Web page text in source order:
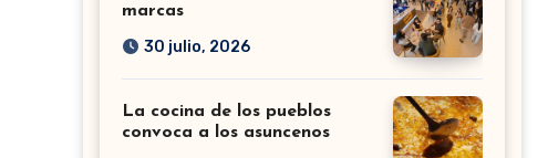
marcas
30 julio, 2026
La cocina de los pueblos
convoca a los asuncenos